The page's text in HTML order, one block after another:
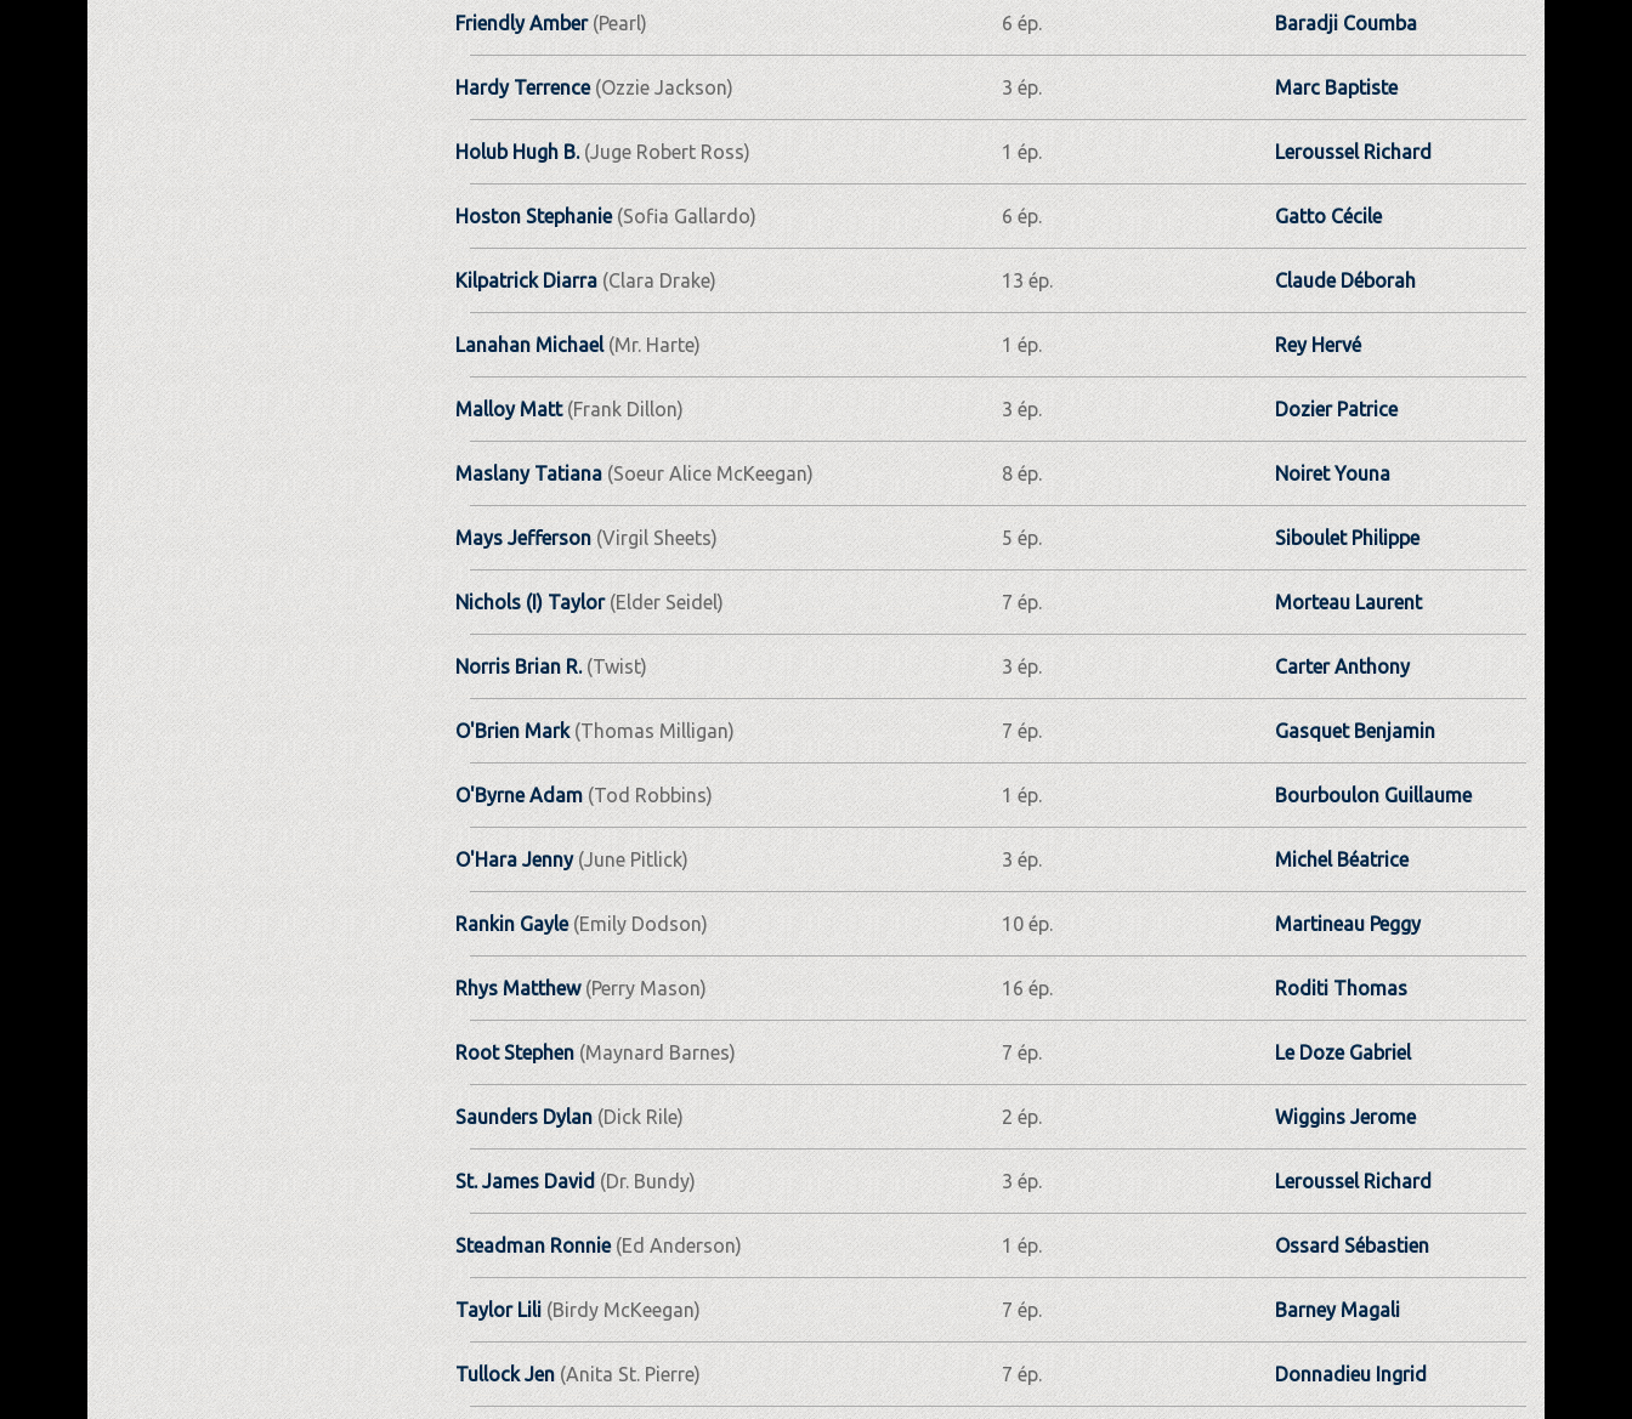
Friendly Amber(Pearl) 6 ép. Baradji Coumba
Hardy Terrence(Ozzie Jackson) 3 ép. Marc Baptiste
Holub Hugh B. (Juge Robert Ross) 1 ép. Leroussel Richard
Hoston Stephanie(Sofia Gallardo) 6 ép. Gatto Cécile
Kilpatrick Diarra(Clara Drake) 13 ép. Claude Déborah
Lanahan Michael (Mr. Harte) 1 ép. Rey Hervé
Malloy Matt(Frank Dillon) 3 ép. Dozier Patrice
Maslany Tatiana(Soeur Alice McKeegan) 8 ép. Noiret Youna
Mays Jefferson(Virgil Sheets) 5 ép. Siboulet Philippe
Nichols (I) Taylor(Elder Seidel) 7 ép. Morteau Laurent
Norris Brian R.(Twist) 3 ép. Carter Anthony
O'Brien Mark(Thomas Milligan) 7 ép. Gasquet Benjamin
O'Byrne Adam(Tod Robbins) 1 ép. Bourboulon Guillaume
O'Hara Jenny(June Pitlick) 3 ép. Michel Béatrice
Rankin Gayle(Emily Dodson) 10 ép. Martineau Peggy
Rhys Matthew(Perry Mason) 16 ép. Roditi Thomas
Root Stephen (Maynard Barnes) 7 ép. Le Doze Gabriel
Saunders Dylan(Dick Rile) 2 ép. Wiggins Jerome
St. James David(Dr. Bundy) 3 ép. Leroussel Richard
Steadman Ronnie(Ed Anderson) 1 ép. Ossard Sébastien
Taylor Lili(Birdy McKeegan) 7 ép. Barney Magali
Tullock Jen(Anita St. Pierre) 7 ép. Donnadieu Ingrid